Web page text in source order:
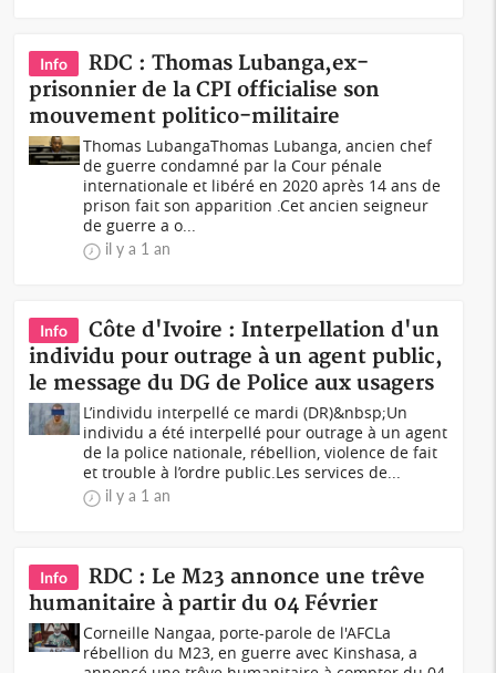
Info
RDC : Thomas Lubanga,ex-
prisonnier de la CPI officialise son
mouvement politico-militaire
Thomas LubangaThomas Lubanga, ancien chef
de guerre condamné par la Cour pénale
internationale et libéré en 2020 après 14 ans de
prison fait son apparition .Cet ancien seigneur
de guerre a o...
il y a 1 an
Info
Côte d'Ivoire : Interpellation d'un
individu pour outrage à un agent public,
le message du DG de Police aux usagers
L’individu interpellé ce mardi (DR)&nbsp;Un
individu a été interpellé pour outrage à un agent
de la police nationale, rébellion, violence de fait
et trouble à l’ordre public.Les services de...
il y a 1 an
Info
RDC : Le M23 annonce une trêve
humanitaire à partir du 04 Février
Corneille Nangaa, porte-parole de l'AFCLa
rébellion du M23, en guerre avec Kinshasa, a